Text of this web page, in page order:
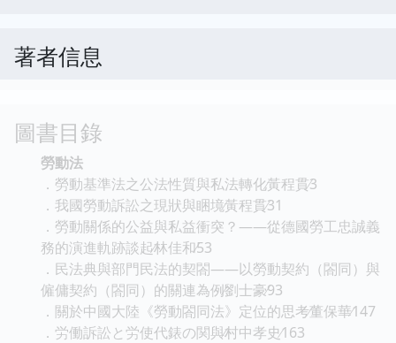
著者信息
圖書目錄
勞動法
．勞動基準法之公法性質與私法轉化∕黃程貫∕3
．我國勞動訴訟之現狀與睏境∕黃程貫∕31
．勞動關係的公益與私益衝突？——從德國勞工忠誠義
務的演進軌跡談起∕林佳和∕53
．民法典與部門民法的契閤——以勞動契約（閤同）與
僱傭契約（閤同）的關連為例∕劉士豪∕93
．關於中國大陸《勞動閤同法》定位的思考∕董保華∕147
．労働訴訟と労使代錶の関與∕村中孝史∕163